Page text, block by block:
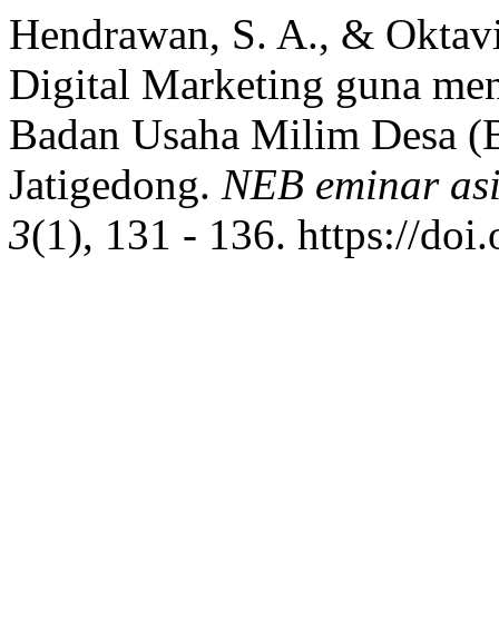
Hendrawan, S. A., &
Digital Marketing guna
Badan Usaha Milim Desa
Jatigedong. NEB eminar
3(1), 131 - 136. https://